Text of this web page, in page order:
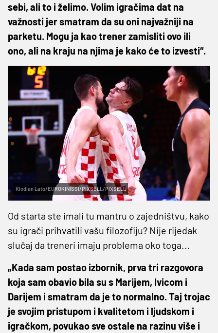
sebi, ali to i želimo. Volim igračima dat na
važnosti jer smatram da su oni najvažniji na
parketu. Mogu ja kao trener zamisliti ovo ili
ono, ali na kraju na njima je kako će to izvesti“.
Klodian Lato/EUROKINISSI/PIXSELL/PIXSELL
Od starta ste imali tu mantru o zajedništvu, kako
su igrači prihvatili vašu filozofiju? Nije rijedak
slučaj da treneri imaju problema oko toga...
„Kada sam postao izbornik, prva tri razgovora
koja sam obavio bila su s Marijem, Ivicom i
Darijem i smatram da je to normalno. Taj trojac
je svojim pristupom i kvalitetom i ljudskom i
igračkom, povukao sve ostale na razinu više i